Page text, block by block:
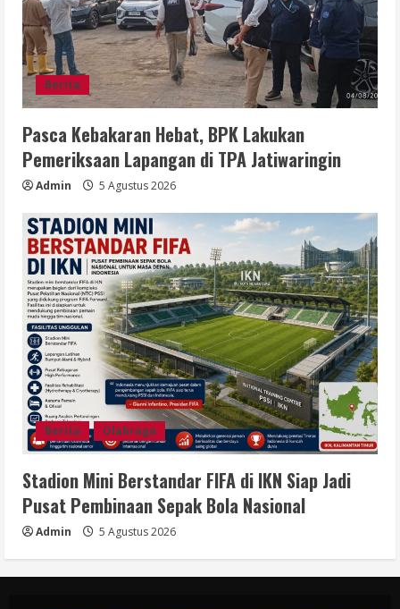
Berita
Pasca Kebakaran Hebat, BPK Lakukan
Pemeriksaan Lapangan di TPA Jatiwaringin
Admin 5 Agustus 2026
Berita Olahraga
Stadion Mini Berstandar FIFA di IKN Siap Jadi
Pusat Pembinaan Sepak Bola Nasional
Admin 5 Agustus 2026